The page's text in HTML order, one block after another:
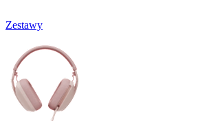
Zestawy